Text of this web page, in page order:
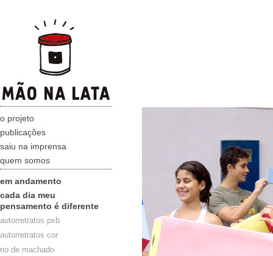
o projeto
publicações
saiu na imprensa
quem somos
em andamento
cada dia meu
pensamento é diferente
autorretratos pxb
autorretratos cor
rio de machado